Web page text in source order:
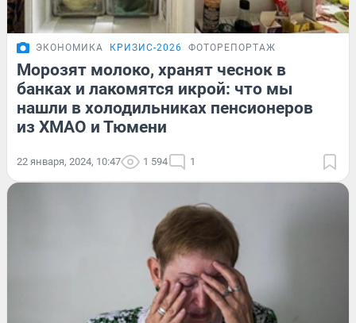
ЭКОНОМИКА КРИЗИС-2026 ФОТОРЕПОРТАЖ
Морозят молоко, хранят чеснок в
банках и лакомятся икрой: что мы
нашли в холодильниках пенсионеров
из ХМАО и Тюмени
22 января, 2024, 10:47 1 594 1